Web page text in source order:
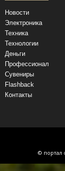
Новости
Электроника
Техника
Технологии
Деньги
Профессионал
Сувениры
Flashback
Контакты
© портал